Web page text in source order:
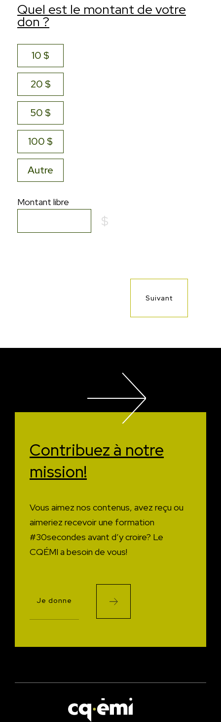
Quel est le montant de votre
don ?
10 $
20 $
50 $
100 $
Autre
Montant libre
Contribuez à notre
mission!
Vous aimez nos contenus, avez reçu ou
aimeriez recevoir une formation
#30secondes avant d’y croire? Le
CQÉMI a besoin de vous!
Je donne